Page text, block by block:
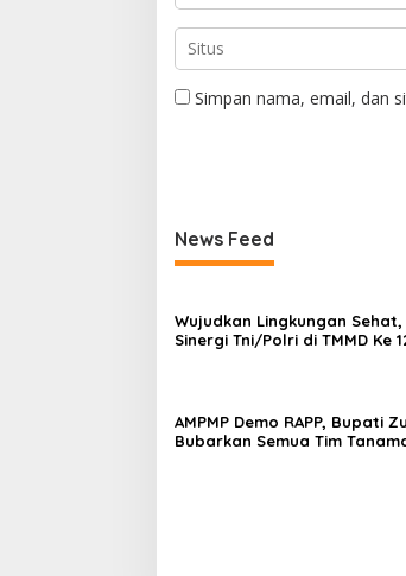
Simpan nama, email, dan
News Feed
Wujudkan Lingkungan Sehat,
Sinergi Tni/Polri di TMMD Ke
AMPMP Demo RAPP, Bupati
Bubarkan Semua Tim